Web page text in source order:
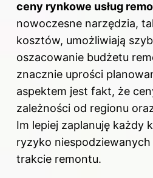
ceny rynkowe usług
nowoczesne narzędzia,
kosztów, umożliwiają
oszacowanie budżetu
znacznie uprości
aspektem jest fakt, że
zależności od regionu
Im lepiej zaplanuję każdy
ryzyko
trakcie remontu.